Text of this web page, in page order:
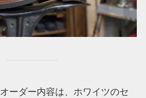
ーダー内容は、ホワイツのセ